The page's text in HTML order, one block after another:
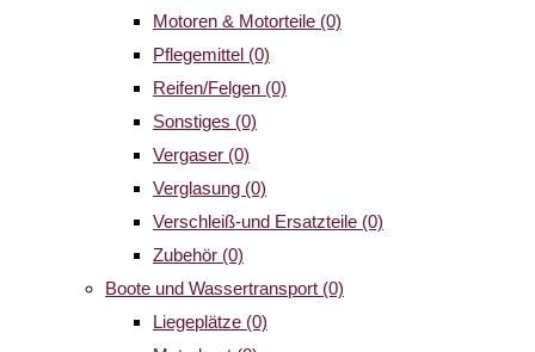
Motoren & Motorteile (0)
Pflegemittel (0)
Reifen/Felgen (0)
Sonstiges (0)
Vergaser (0)
Verglasung (0)
Verschleiß-und Ersatzteile (0)
Zubehör (0)
Boote und Wassertransport (0)
Liegeplätze (0)